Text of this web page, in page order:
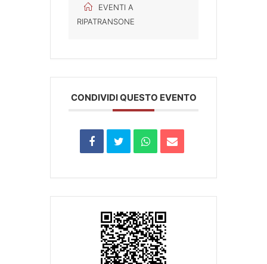
EVENTI A
RIPATRANSONE
CONDIVIDI QUESTO EVENTO